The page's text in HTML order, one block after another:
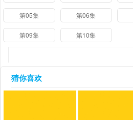
第05集 第06集
第09集 第10集
猜你喜欢